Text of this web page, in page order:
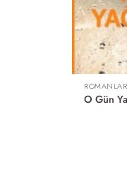
ROMANLAR
O Gün